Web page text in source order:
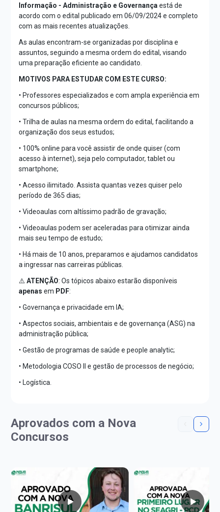
Informação - Administração e Governança está de
acordo com o edital publicado em 06/09/2024 e completo
com as mais recentes atualizações.
As aulas encontram-se organizadas por disciplina e
assuntos, seguindo a mesma ordem do edital, visando
uma preparação eficiente ao candidato.
MOTIVOS PARA ESTUDAR COM ESTE CURSO:
• Professores especializados e com ampla experiência em
concursos públicos;
• Trilha de aulas na mesma ordem do edital, facilitando a
organização dos seus estudos;
• 100% online para você assistir de onde quiser (com
acesso à internet), seja pelo computador, tablet ou
smartphone;
• Acesso ilimitado. Assista quantas vezes quiser pelo
período de 365 dias;
• Videoaulas com altíssimo padrão de gravação;
• Videoaulas podem ser aceleradas para otimizar ainda
mais seu tempo de estudo;
• Há mais de 10 anos, preparamos e ajudamos candidatos
a ingressar nas carreiras públicas.
⚠️ ATENÇÃO: Os tópicos abaixo estarão disponíveis
apenas em PDF:
• Governança e privacidade em IA;
• Aspectos sociais, ambientais e de governança (ASG) na
administração pública;
• Gestão de programas de saúde e people analytic;
• Metodologia COSO II e gestão de processos de negócio;
• Logística.
Aprovados com a Nova
Concursos